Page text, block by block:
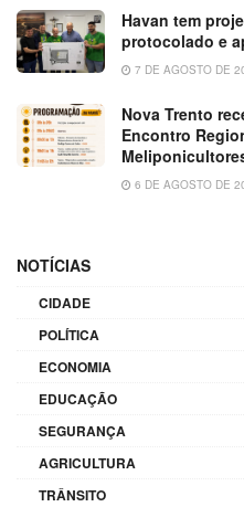
Havan tem
protocolado e
7 DE AGOSTO DE
Nova Trento
Encontro
6 DE AGOSTO DE
NOTÍCIAS
CIDADE
POLÍTICA
ECONOMIA
EDUCAÇÃO
SEGURANÇA
AGRICULTURA
TRÂNSITO